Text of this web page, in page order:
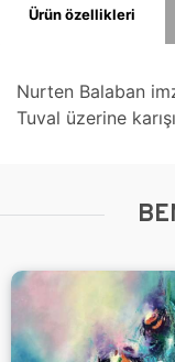
Ürün özellikleri
Nurten Balaban
Tuval üzerine